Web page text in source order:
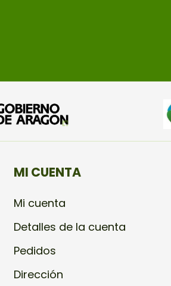
MI CUENTA
Mi cuenta
Detalles de la cuenta
Pedidos
Dirección